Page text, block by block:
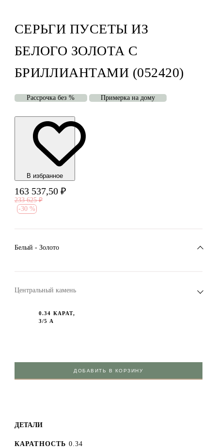
СЕРЬГИ ПУСЕТЫ ИЗ
БЕЛОГО ЗОЛОТА С
БРИЛЛИАНТАМИ (052420)
Рассрочка без % Примерка на дому
В избранноe
163 537,50 ₽
233 625 ₽
-30 %
Белый - Золото
Центральный камень
0.34 КАРАТ,
3/5 А
ДОБАВИТЬ В КОРЗИНУ
ДЕТАЛИ
КАРАТНОСТЬ 0.34